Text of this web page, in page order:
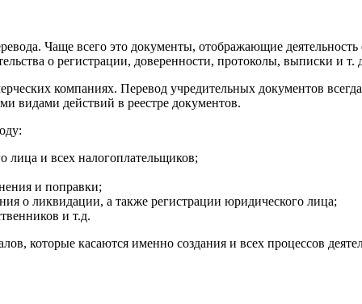
Чаще всего это документы, отображающие
о регистрации, доверенности, протоколы, выписки и т.
компаниях. Перевод учредительных документов
видами действий в реестре документов.
лица и всех налогоплательщиков;
и поправки;
о ликвидации, а также регистрации юридического лица;
и т.д.
которые касаются именно создания и всех процессов